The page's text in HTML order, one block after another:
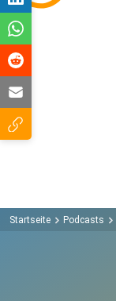
Startseite Podcasts